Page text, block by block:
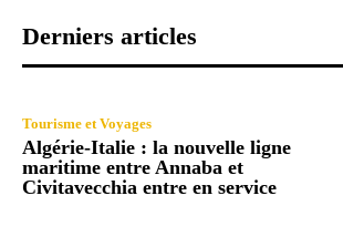
Derniers articles
Tourisme et Voyages
Algérie-Italie : la nouvelle ligne
maritime entre Annaba et
Civitavecchia entre en service